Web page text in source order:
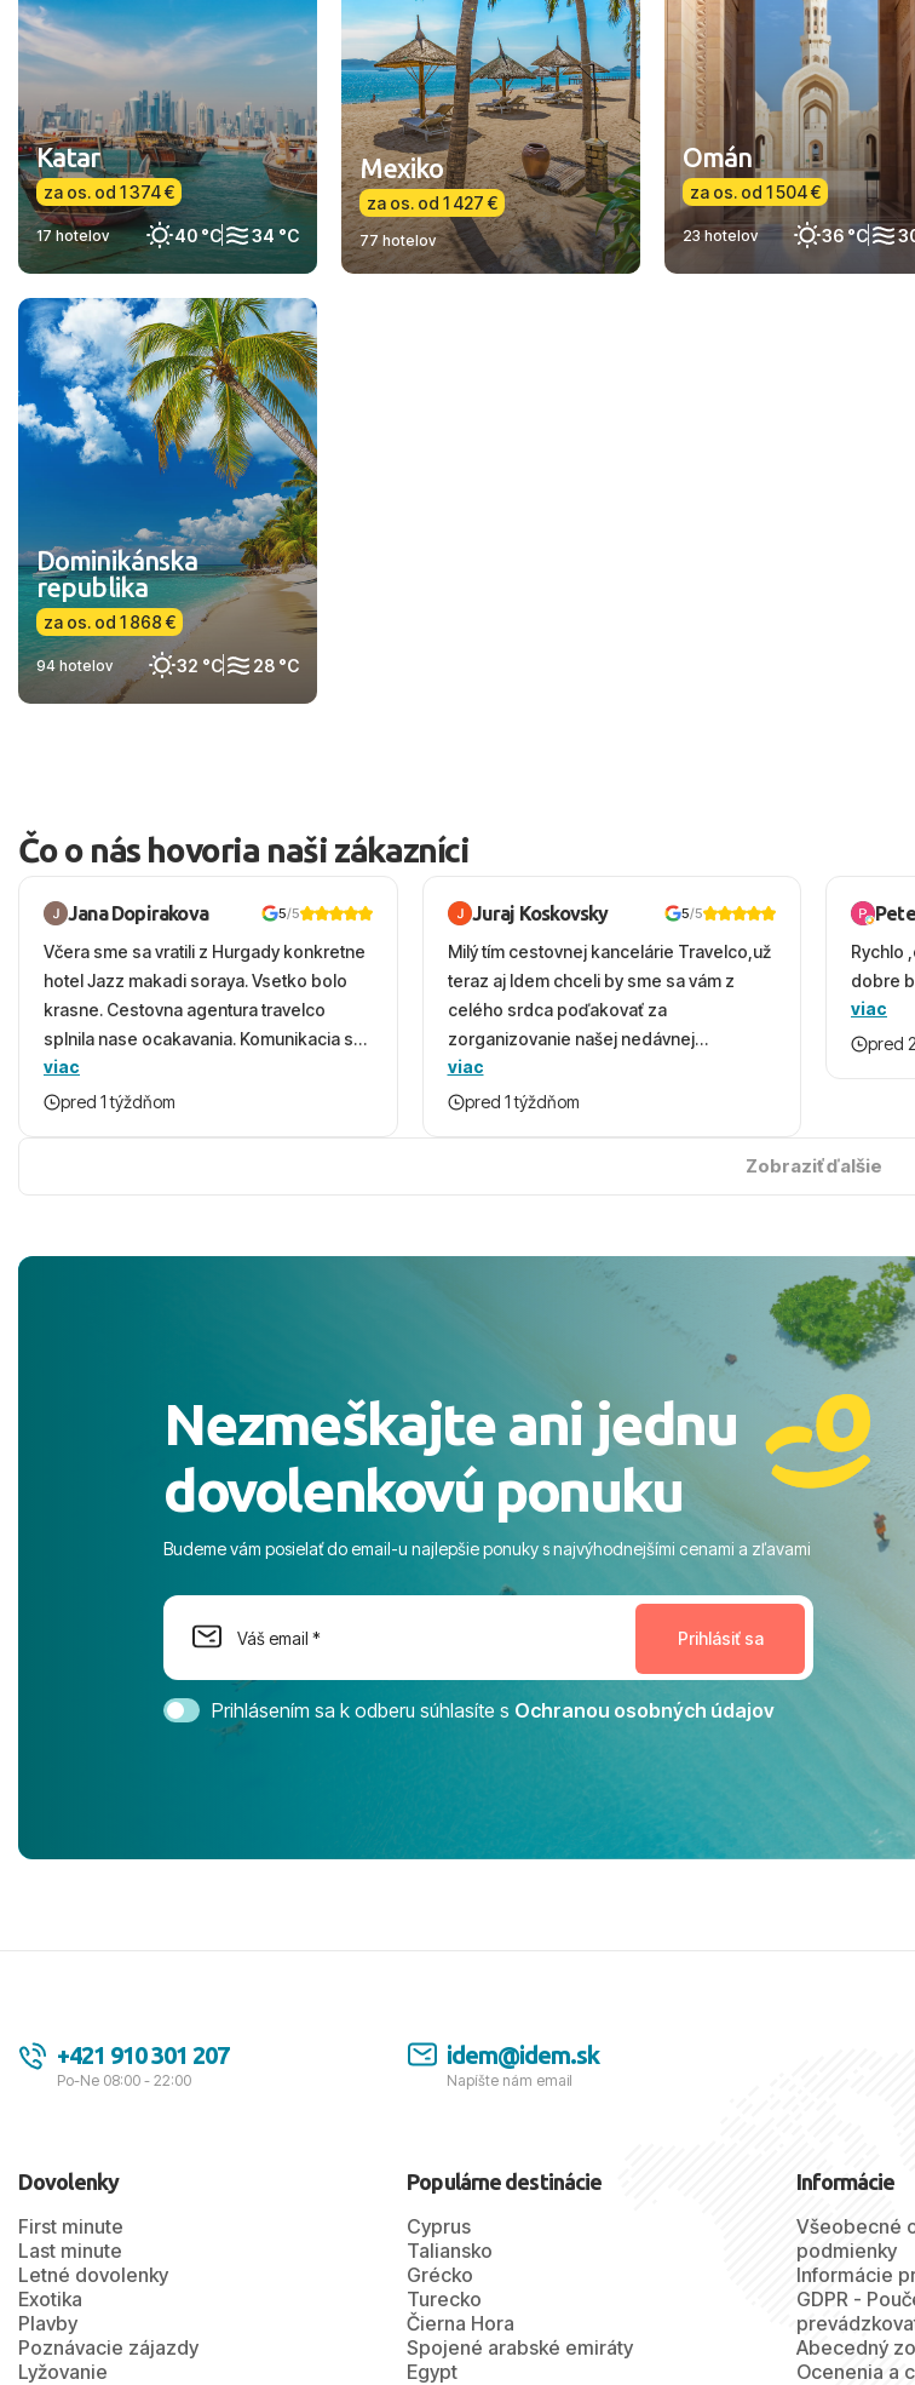
Katar
za os. od 1 374 €
17 hotelov 40 °C 34 °C
Mexiko
za os. od 1 427 €
77 hotelov
Omán
za os. od 1 504 €
23 hotelov 36 °C
Dominikánska
republika
za os. od 1 868 €
94 hotelov 32 °C 28 °C
Čo o nás hovoria naši zákazníci
Jana Dopirakova 5/5
Včera sme sa vratili z Hurgady konkretne
hotel Jazz makadi soraya. Vsetko bolo
krasne. Cestovna agentura travelco
splnila nase ocakavania. Komunikacia s
panom Michalinom uzasna a napomocna.
Vsetko vysvetlil aj vo vecernych hodinach
viac
pred 1 týždňom
Juraj Koskovsky 5/5
Milý tím cestovnej kancelárie Travelco,už
teraz aj Idem chceli by sme sa vám z
celého srdca poďakovať za
zorganizovanie našej nedávnej
dovolenky v Turecku. Vďaka vám sme
prežili nádherný čas, na ktorý budeme
čierneho! ​Čo nás dostalo najviac: ​Skvelé
ochotní a starostliví ľudia. ​Gastro zážitok:
celého dňa. ​Areál a pláž: Nádherné, čisté
prostredie, veľa zelene a udržiavaná pláž
s pozvoľným vstupom do mora a teple
more. ​Program: Skvelé animácie a
na moment nenudil, no zároveň bol
dostatok priestoru na dokonalý relax. ​
Magic Life Jacaranda môžeme s čistým
svedomím odporučiť každému, kto hľadá
bezstarostnú dovolenku na vysokej
úrovni. Všetko bolo zabezpečené na
tešíme, kam s nami vyrazíte nabudúce!
Ďakujeme za skvelé spomienky. ​S
pozdravom a prianím mnohých ďalších
viac
pred 1 týždňom
Rychlo
dobre
viac
pred
Zobraziť ďalšie
Nezmeškajte ani jednu
dovolenkovú ponuku
Budeme vám posielať do email-u najlepšie ponuky s najvýhodnejšími cenami a zľavami
Prihlásením sa k odberu súhlasíte s Ochranou osobných údajov
+421 910 301 207
Po-Ne 08:00 - 22:00
idem@idem.sk
Napíšte nám email
Dovolenky
First minute
Last minute
Letné dovolenky
Exotika
Plavby
Poznávacie zájazdy
Lyžovanie
Populárne destinácie
Cyprus
Taliansko
Grécko
Turecko
Čierna Hora
Spojené arabské emiráty
Egypt
Informácie
Všeobecné
podmienky
Informácie
GDPR -
Abecedný
Ocenenia a